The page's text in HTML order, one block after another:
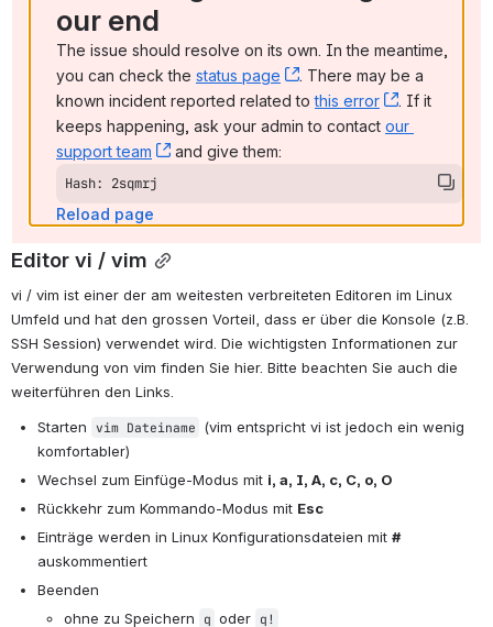
our end
The issue should resolve on its own. In the meantime,
you can check the status page , (opens new window)
. There may be a
known incident reported related to this error , (opens
. If it
keeps happening, ask your admin to contact our
support team
, (opens new window)
and give them:
Hash: 2sqmrj
Reload page
Editor vi / vim
vi / vim ist einer der am weitesten verbreiteten Editoren im Linux
Umfeld und hat den grossen Vorteil, dass er über die Konsole (z.B.
SSH Session) verwendet wird. Die wichtigsten Informationen zur
Verwendung von vim finden Sie hier. Bitte beachten Sie auch die
weiterführen den Links.
Starten vim Dateiname (vim entspricht vi ist jedoch ein wenig
komfortabler)
Wechsel zum Einfüge-Modus mit i, a, I, A, c, C, o, O
Rückkehr zum Kommando-Modus mit Esc
Einträge werden in Linux Konfigurationsdateien mit #
auskommentiert
Beenden
ohne zu Speichern
q oder q!